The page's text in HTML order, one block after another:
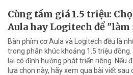
Cùng tầm giá 1.5 triệu:
Aula hay Logitech để
Bàn phím cơ Aula và Logitech đều là
trong phân khúc khoảng 1.5 triệu
lại có định hướng phát triển riêng. Nếu
lựa chọn này, hãy xem qua bài viết